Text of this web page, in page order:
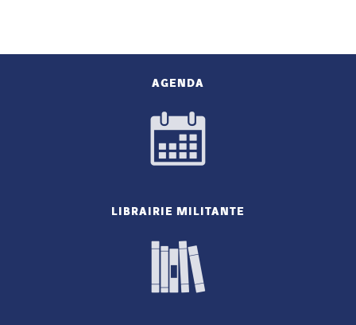
AGENDA
LIBRAIRIE MILITANTE